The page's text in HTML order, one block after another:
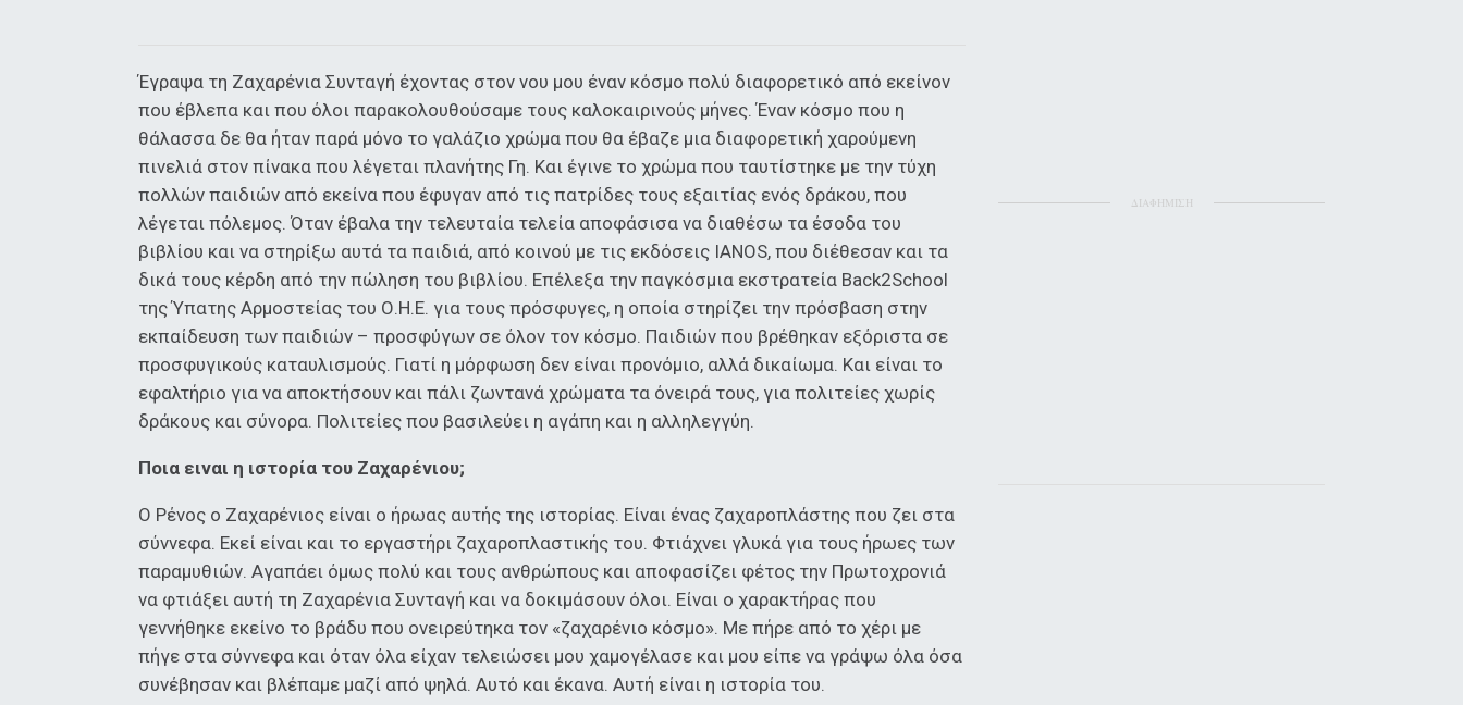
Έγραψα τη Ζαχαρένια Συνταγή έχοντας στον νου μου έναν κόσμο πολύ διαφορετικό από εκείνον
που έβλεπα και που όλοι παρακολουθούσαμε τους καλοκαιρινούς μήνες. Έναν κόσμο που η
θάλασσα δε θα ήταν παρά μόνο το γαλάζιο χρώμα που θα έβαζε μια διαφορετική χαρούμενη
πινελιά στον πίνακα που λέγεται πλανήτης Γη. Και έγινε το χρώμα που ταυτίστηκε με την τύχη
πολλών παιδιών από εκείνα που έφυγαν από τις πατρίδες τους εξαιτίας ενός δράκου, που
λέγεται πόλεμος. Όταν έβαλα την τελευταία τελεία αποφάσισα να διαθέσω τα έσοδα του
βιβλίου και να στηρίξω αυτά τα παιδιά, από κοινού με τις εκδόσεις IANOS, που διέθεσαν και τα
δικά τους κέρδη από την πώληση του βιβλίου. Επέλεξα την παγκόσμια εκστρατεία Back2School
της Ύπατης Αρμοστείας του Ο.Η.Ε. για τους πρόσφυγες, η οποία στηρίζει την πρόσβαση στην
εκπαίδευση των παιδιών – προσφύγων σε όλον τον κόσμο. Παιδιών που βρέθηκαν εξόριστα σε
προσφυγικούς καταυλισμούς. Γιατί η μόρφωση δεν είναι προνόμιο, αλλά δικαίωμα. Και είναι το
εφαλτήριο για να αποκτήσουν και πάλι ζωντανά χρώματα τα όνειρά τους, για πολιτείες χωρίς
δράκους και σύνορα. Πολιτείες που βασιλεύει η αγάπη και η αλληλεγγύη.
Ποια ειναι η ιστορία του Ζαχαρένιου;
Ο Ρένος ο Ζαχαρένιος είναι ο ήρωας αυτής της ιστορίας. Είναι ένας ζαχαροπλάστης που ζει στα
σύννεφα. Εκεί είναι και το εργαστήρι ζαχαροπλαστικής του. Φτιάχνει γλυκά για τους ήρωες των
παραμυθιών. Αγαπάει όμως πολύ και τους ανθρώπους και αποφασίζει φέτος την Πρωτοχρονιά
να φτιάξει αυτή τη Ζαχαρένια Συνταγή και να δοκιμάσουν όλοι. Είναι ο χαρακτήρας που
γεννήθηκε εκείνο το βράδυ που ονειρεύτηκα τον «ζαχαρένιο κόσμο». Με πήρε από το χέρι με
πήγε στα σύννεφα και όταν όλα είχαν τελειώσει μου χαμογέλασε και μου είπε να γράψω όλα όσα
συνέβησαν και βλέπαμε μαζί από ψηλά. Αυτό και έκανα. Αυτή είναι η ιστορία του.
ΔΙΑΦΗΜΙΣΗ